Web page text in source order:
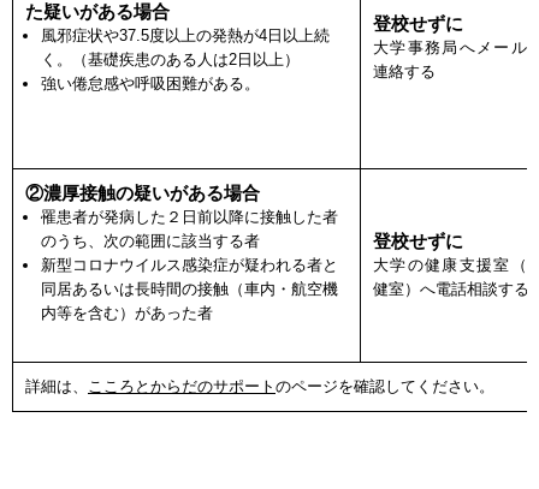
た疑いがある場合
風邪症状や37.5度以上の発熱が4日以上続
く。（基礎疾患のある人は2日以上）
強い倦怠感や呼吸困難がある。
登校せずに
大学事務局へメール
連絡する
②濃厚接触の疑いがある場合
罹患者が発病した２日前以降に接触した者
のうち、次の範囲に該当する者
新型コロナウイルス感染症が疑われる者と
同居あるいは長時間の接触（車内・航空機
内等を含む）があった者
登校せずに
大学の健康支援室（
健室）へ電話相談する
詳細は、 こころとからだのサポート のページを確認してください。